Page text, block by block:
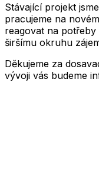
Stávající projekt
pracujeme na
reagovat na
širšímu okruhu
Děkujeme za
vývoji vás budeme